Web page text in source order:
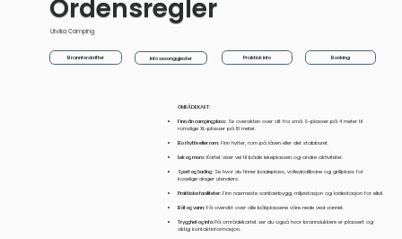
Ordensregler
Utvika Camping
Brannforskrifter Info sesonggjester Praktisk info Booking
OMRÅDEKART:
Finn din campingplass: Se oversikten over alt fra små S-plasser på 4 meter til
romslige XL-plasser på 10 meter.
Bo i hytte eller rom: Finn hytter, rom på låven eller det stabburet.
Lek og moro: Kartet viser vei til både lekeplassen og andre aktiviteter.
Sport og bading: Se hvor du finner badeplass, volleyballbane og grillplass for
koselige dager utendørs.
Praktiske fasiliteter: Finn nærmeste sanitærbygg, miljøstasjon og ladestasjon for elbil.
Båt og vann: Få oversikt over alle båtplassene våre nede ved vannet.
Trygghet og info:På områdekartet ser du også hvor brannslukkere er plassert og
viktig kontaktinformasjon.